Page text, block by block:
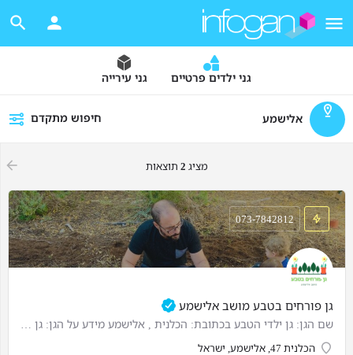
גני ילדים פרטיים גני עירייה
אלישמע חיפוש מתקדם
מציג 2 תוצאות
גן פורחים בטבע מושב אלישמע
שם הגן: גן ילדי הטבע בכתובת: הכלנית , אלישמע מידע על הגן: גן באוירה כפרית בליבו של מושב אלישמע. קבוצות…
הכלנית 47, אלישמע, ישראל
073-7842812